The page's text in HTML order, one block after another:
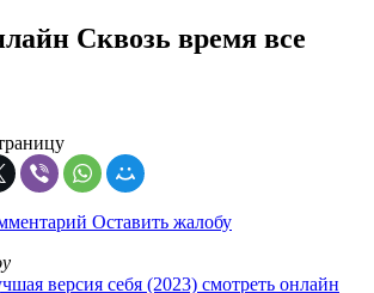
Сквозь время все
Оставить жалобу